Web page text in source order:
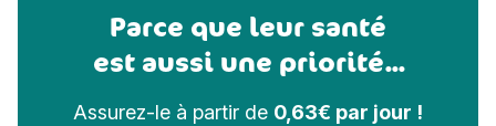
Parce que leur santé
est aussi une priorité...
Assurez-le à partir de 0,63€ par jour !